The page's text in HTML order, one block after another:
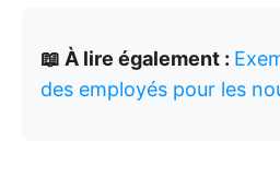
📖 À lire également :
des employés pour les